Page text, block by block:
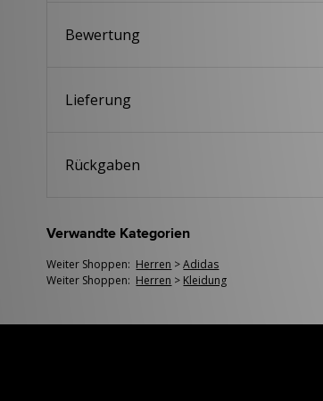
Bewertung
Lieferung
Rückgaben
Verwandte Kategorien
Weiter Shoppen: Herren >Adidas
Weiter Shoppen: Herren > Kleidung